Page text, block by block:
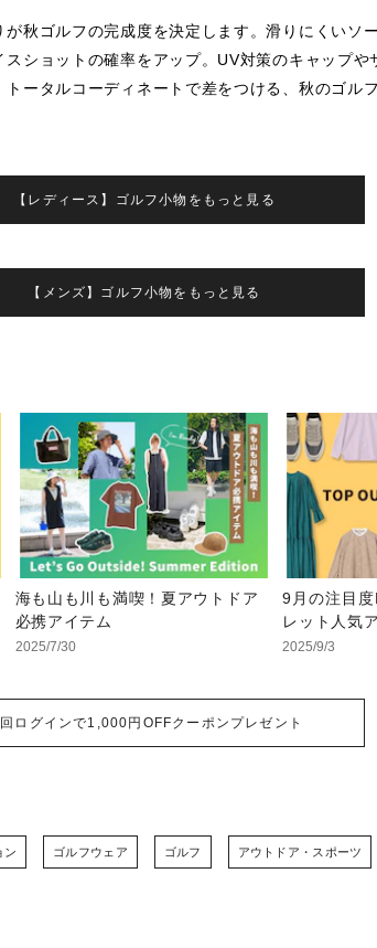
秋ゴルフの完成度を決定します。滑りにくいソ
ショットの確率をアップ。UV対策のキャップや
ータルコーディネートで差をつける、秋のゴル
【レディース】ゴルフ小物をもっと見る
【メンズ】ゴルフ小物をもっと見る
海も山も川も満喫！夏アウトドア
必携アイテム
2025/7/30
9月の注目
レット人気
2025/9/3
ログインで1,000円OFFクーポンプレゼント
ン ゴルフウェア ゴルフ アウトドア・スポーツ